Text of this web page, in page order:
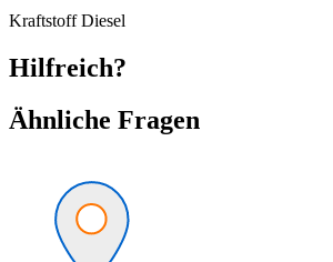
Kraftstoff Diesel
Hilfreich?
Ähnliche Fragen